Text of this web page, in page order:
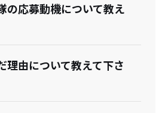
の応募動機について教え
理由について教えて下さ